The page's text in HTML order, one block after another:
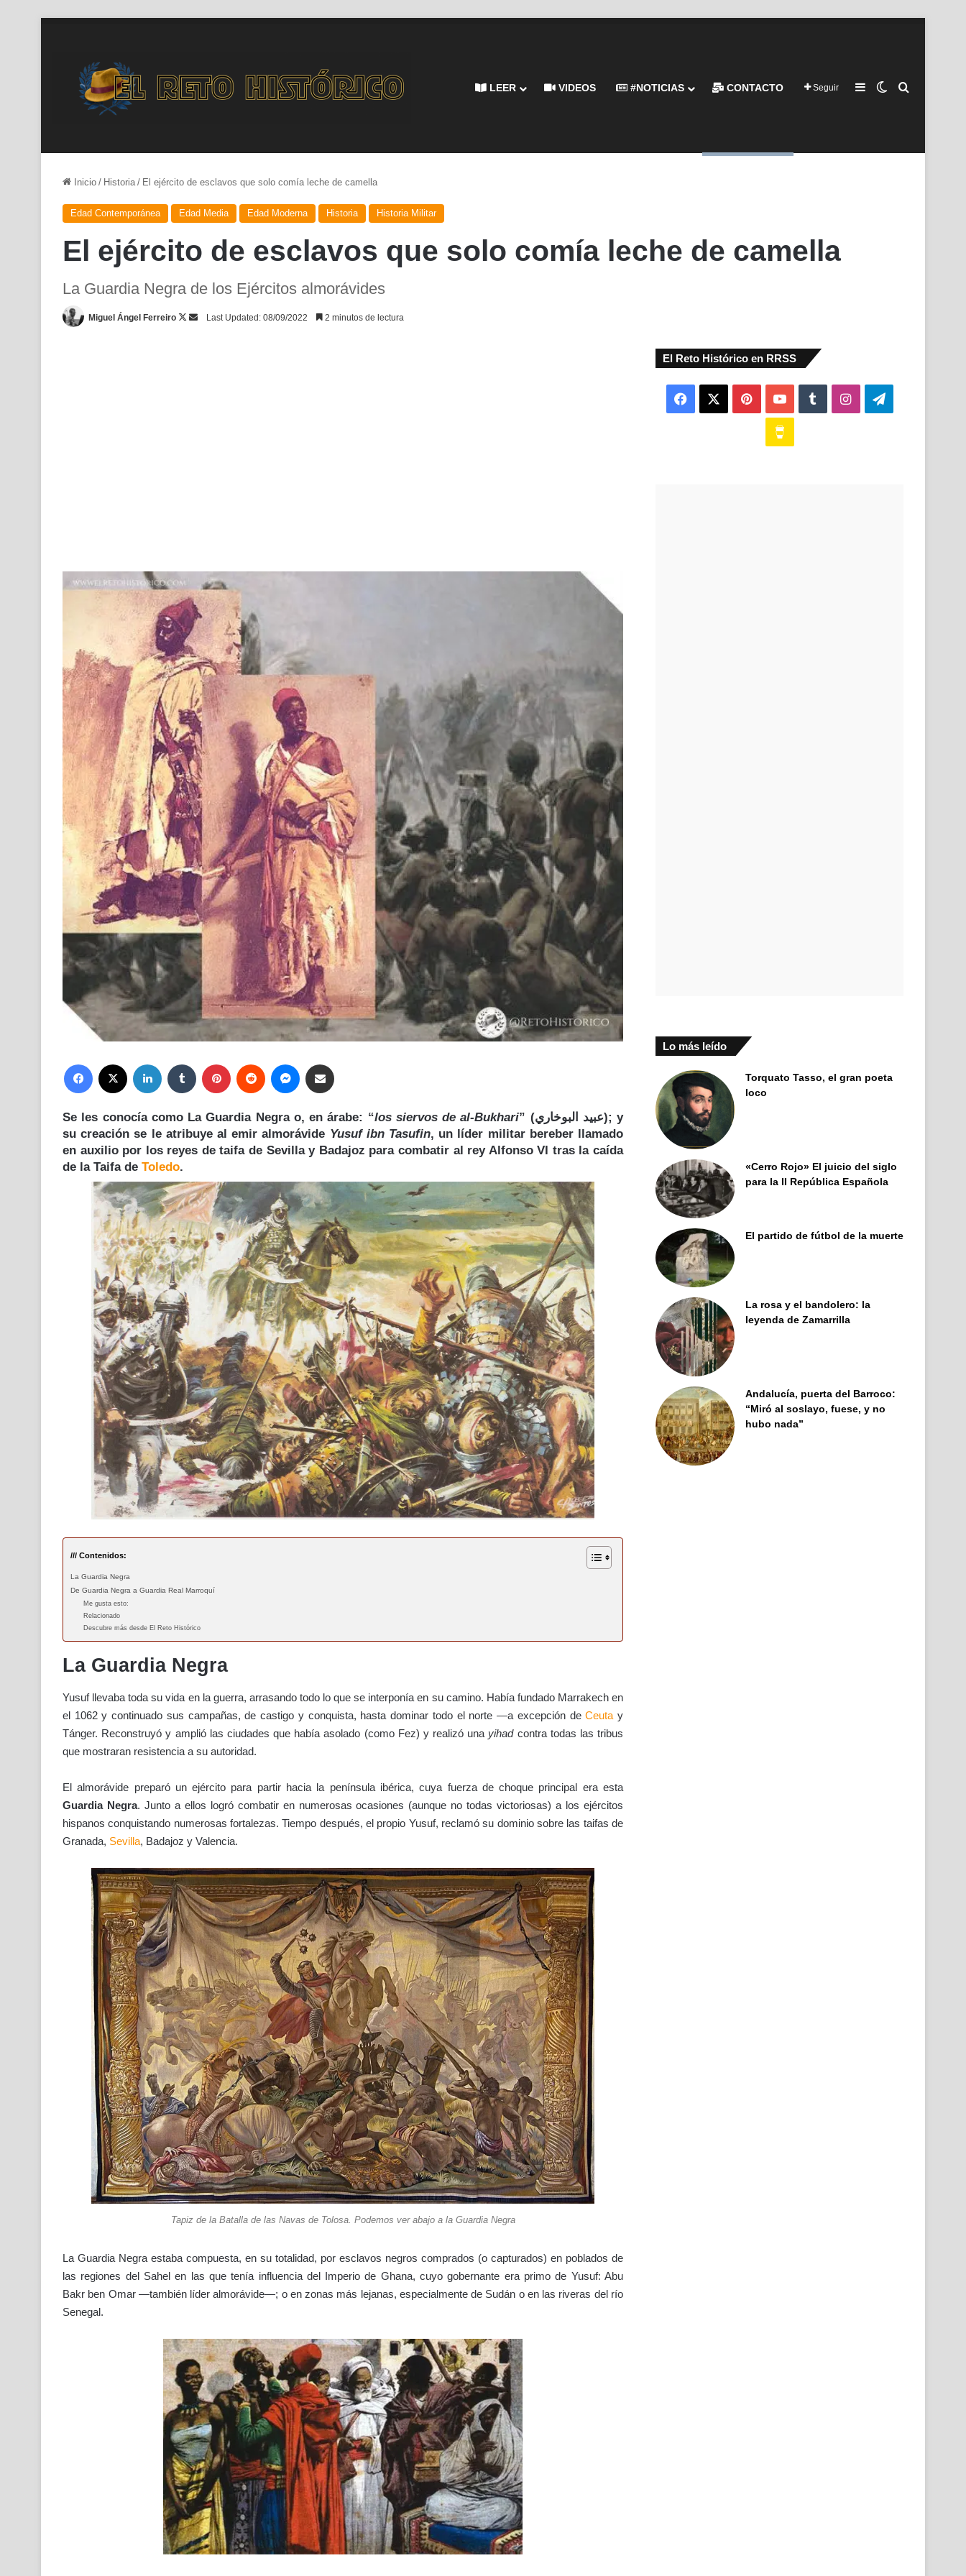
LEER VIDEOS #NOTICIAS CONTACTO Seguir Barra lateral
Switch skin
Inicio / Historia / El ejército de esclavos que solo comía leche de camella
Edad Contemporánea Edad Media Edad Moderna Historia Historia Militar
El ejército de esclavos que solo comía leche de camella
La Guardia Negra de los Ejércitos almorávides
Miguel Ángel Ferreiro
Follow
SendLast Updated: 08/09/2022 2 minutos de lectura
Facebook LinkedIn Tumblr Pinterest Reddit Messenger
Se les conocía como La Guardia Negrao, en árabe: “los siervos de al-Bukhari” (عبيد البوخاري‎‎); y
su creación se le atribuye al emir almorávide Yusuf ibn Tasufin, un líder militar bereber llamado
en auxilio por los reyes de taifa de Sevilla y Badajoz para combatir al rey Alfonso VI tras la caída
de la Taifa de Toledo.
/// Contenidos:
La Guardia Negra
De Guardia Negra a Guardia Real Marroquí
Me gusta esto:
Relacionado
Descubre más desde El Reto Histórico
La Guardia Negra
Yusuf llevaba toda su vida en la guerra, arrasando todo lo que se interponía en su camino. Había fundado Marrakech en
el 1062 y continuado sus campañas, de castigo y conquista, hasta dominar todo el norte —a excepción deCeutay
Tánger. Reconstruyó y amplió las ciudades que había asolado (como Fez) y realizó una yihadcontra todas las tribus
que mostraran resistencia a su autoridad.
El almorávide preparó un ejército para partir hacia la península ibérica, cuya fuerza de choque principal era esta
Guardia Negra. Junto a ellos logró combatir en numerosas ocasiones (aunque no todas victoriosas) a los ejércitos
hispanos conquistando numerosas fortalezas. Tiempo después, el propio Yusuf, reclamó su dominio sobre las taifas de
Granada, Sevilla, Badajoz y Valencia.
Tapiz de la Batalla de las Navas de Tolosa. Podemos ver abajo a la Guardia Negra
La Guardia Negra estaba compuesta, en su totalidad, por esclavos negros comprados (o capturados) en poblados de
las regiones del Sahel en las que tenía influencia del Imperio de Ghana, cuyo gobernante era primo de Yusuf: Abu
Bakr ben Omar —también líder almorávide—; o en zonas más lejanas, especialmente de Sudán o en las riveras del río
Senegal.
El Reto Histórico en RRSS
Facebook PinterestYouTubeTumblrInstagramTelegram
Lo más leído
Torquato Tasso, el gran poeta
loco
«Cerro Rojo» El juicio del siglo
para la II República Española
El partido de fútbol de la muerte
La rosa y el bandolero: la
leyenda de Zamarrilla
Andalucía, puerta del Barroco:
“Miró al soslayo, fuese, y no
hubo nada”